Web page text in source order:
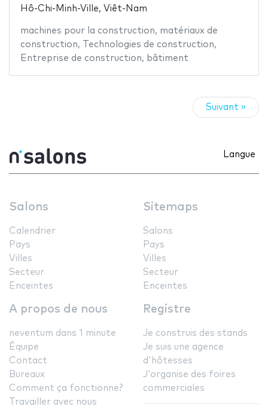
Hô-Chi-Minh-Ville, Viêt-Nam
machines pour la construction, matériaux de
construction, Technologies de construction,
Entreprise de construction, bâtiment
Suivant »
Langue
Salons
Calendrier
Pays
Villes
Secteur
Enceintes
Sitemaps
Salons
Pays
Villes
Secteur
Enceintes
A propos de nous
neventum dans 1 minute
Équipe
Contact
Bureaux
Comment ça fonctionne?
Travailler avec nous
Registre
Je construis des stands
Je suis une agence
d'hôtesses
J'organise des foires
commerciales